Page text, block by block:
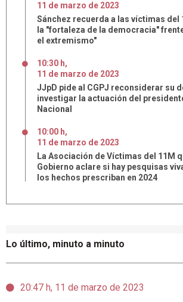
Lo último, minuto a minuto
20:47 h, 11 de marzo de 2023
11 de marzo de 2023
Sánchez recuerda a las víctimas del
la "fortaleza de la democracia"
el extremismo"
10:30 h,
11 de marzo de 2023
JJpD pide al CGPJ reconsiderar su
investigar la actuación del
Nacional
10:00 h,
11 de marzo de 2023
La Asociación de Víctimas del 11M
Gobierno aclare si hay pesquisas
los hechos prescriban en 2024